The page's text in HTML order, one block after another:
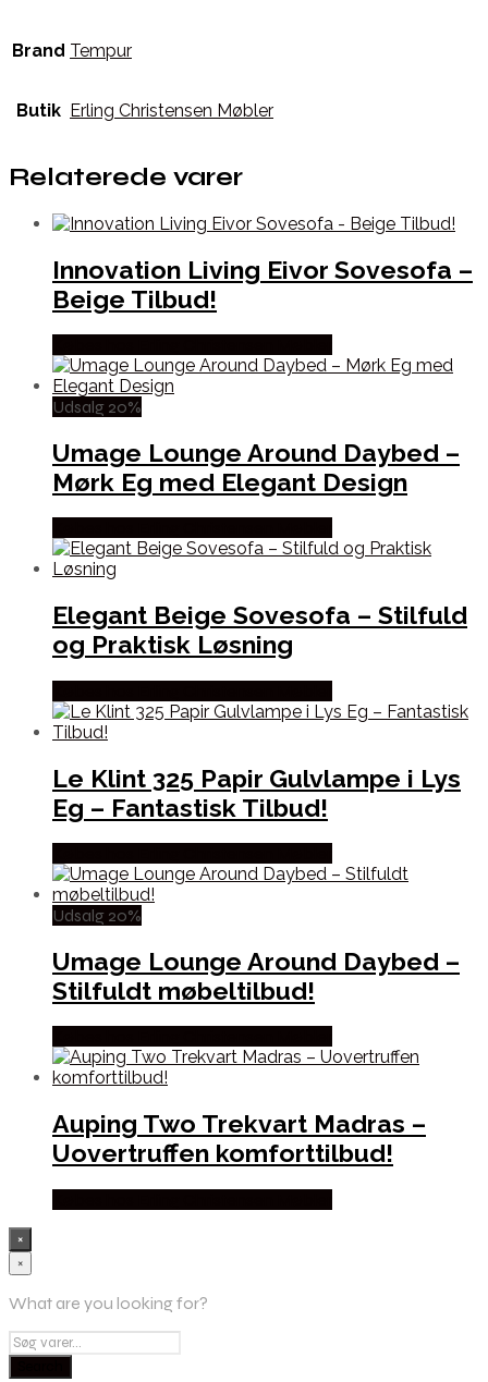
Brand Tempur
Butik Erling Christensen Møbler
Relaterede varer
Innovation Living Eivor Sovesofa –
Beige Tilbud!
Udsalg 20%
Umage Lounge Around Daybed –
Mørk Eg med Elegant Design
Elegant Beige Sovesofa – Stilfuld
og Praktisk Løsning
Le Klint 325 Papir Gulvlampe i Lys
Eg – Fantastisk Tilbud!
Udsalg 20%
Umage Lounge Around Daybed –
Stilfuldt møbeltilbud!
Auping Two Trekvart Madras –
Uovertruffen komforttilbud!
×
×
What are you looking for?